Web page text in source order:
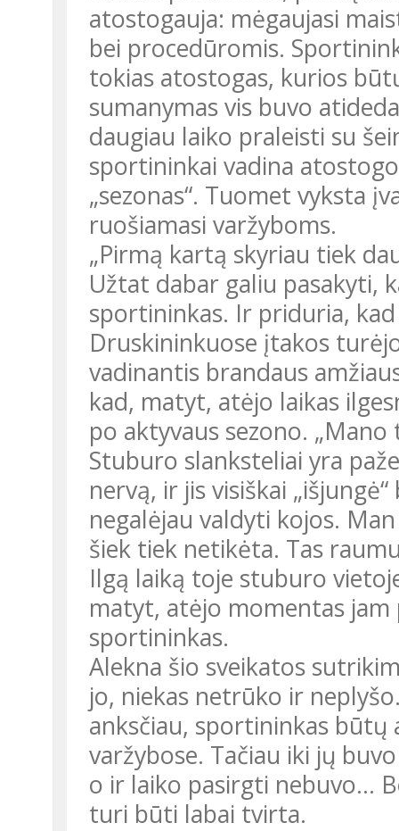
atostogauja: mėgaujasi
bei procedūromis.
tokias atostogas, kurios
sumanymas vis buvo
daugiau laiko praleisti su
sportininkai vadina
„sezonas“. Tuomet vyksta
ruošiamasi varžyboms.
„Pirmą kartą skyriau tiek
Užtat dabar galiu pasakyti,
sportininkas. Ir priduria,
Druskininkuose įtakos
vadinantis brandaus
kad, matyt, atėjo laikas
po aktyvaus sezono.
Stuburo slanksteliai yra
nervą, ir jis visiškai
negalėjau valdyti kojos.
šiek tiek netikėta. Tas
Ilgą laiką toje stuburo
matyt, atėjo momentas jam
sportininkas.
Alekna šio sveikatos
jo, niekas netrūko ir
anksčiau, sportininkas būtų
varžybose. Tačiau iki jų
o ir laiko pasirgti nebuvo…
turi būti labai tvirta.